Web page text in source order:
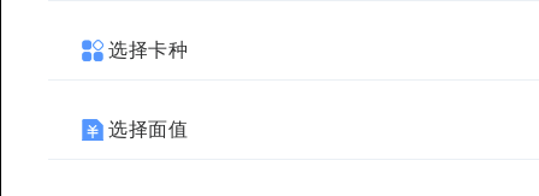
选择卡种
选择面值